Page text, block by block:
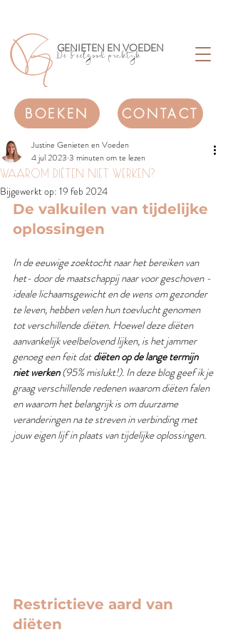
GENIETEN EN VOEDEN
Dé Feelgood praktijk
BOEKEN CONTACT
WAAROM DIËTEN NIET WERKEN?
Justine Genieten en Voeden
4 jul 2023 3 minuten om te lezen
Bijgewerkt op: 19 feb 2024
De valkuilen van tijdelijke
oplossingen
In de eeuwige zoektocht naar het bereiken van
het- door de maatschappij naar voor geschoven -
ideale lichaamsgewicht en de wens om gezonder
te leven, hebben velen hun toevlucht genomen
tot verschillende diëten. Hoewel deze diëten
aanvankelijk veelbelovend lijken, is het jammer
genoeg een feit dat diëten op de lange termijn
niet werken (95% mislukt!). In deze blog geef ik je
graag verschillende redenen waarom diëten falen
en waarom het belangrijk is om duurzame
veranderingen na te streven in verbinding met
jouw eigen lijf in plaats van tijdelijke oplossingen.
Restrictieve aard van
diëten